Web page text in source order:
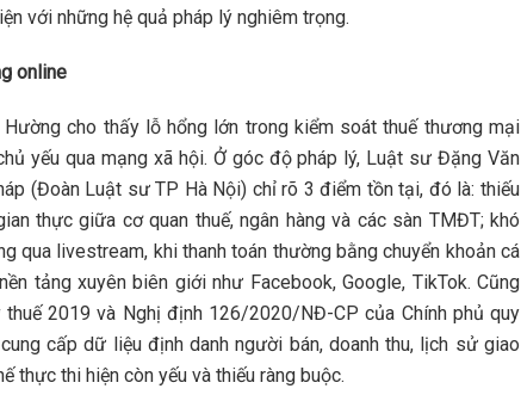
với những hệ quả pháp lý nghiêm trọng.
online
cho thấy lỗ hổng lớn trong kiểm soát thuế thương mại
yếu qua mạng xã hội. Ở góc độ pháp lý, Luật sư Đặng Văn
(Đoàn Luật sư TP Hà Nội) chỉ rõ 3 điểm tồn tại, đó là: thiếu
thực giữa cơ quan thuế, ngân hàng và các sàn TMĐT; khó
qua livestream, khi thanh toán thường bằng chuyển khoản cá
tảng xuyên biên giới như Facebook, Google, TikTok. Cũng
2019 và Nghị định 126/2020/NĐ-CP của Chính phủ quy
cấp dữ liệu định danh người bán, doanh thu, lịch sử giao
thực thi hiện còn yếu và thiếu ràng buộc.